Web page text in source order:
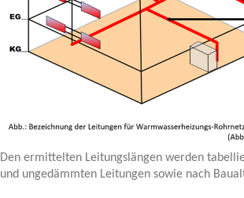
Den ermittelten Leitungslängen werden
und ungedämmten Leitungen sowie nach